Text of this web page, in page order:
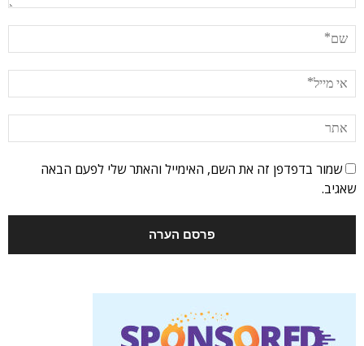
שמור בדפדפן זה את השם, האימייל והאתר שלי לפעם הבאה
שאגיב.